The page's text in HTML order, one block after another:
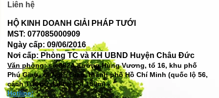
Liên hệ
HỘ KINH DOANH GIẢI PHÁP TƯỚI
MST: 077085000909
Ngày cấp: 09/06/2016
Nơi cấp: Phòng TC và KH UBND Huyện Châu Đức
Văn phòng: số382A đường Hùng Vương, tổ 16, khu phố
Phú Giao, xã Ngãi Giao, thành phố Hồ Chí Minh (quốc lộ 56,
cách Tượng đài Liệt Sĩ 100m)
Hotline: